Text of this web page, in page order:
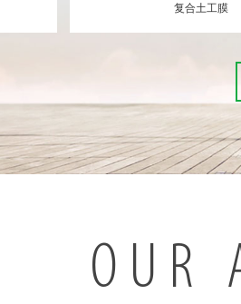
复合土工膜
OUR